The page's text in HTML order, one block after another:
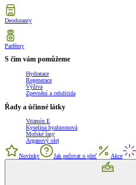
Deodoranty
Parfémy
S čím vám pomůžeme
Hydratace
Regenerace
Výživa
Zpevnění a celulitida
Řady a účinné látky
Vitamín E
Kyselina hyaluronová
Mořské řasy
Arganový olej
Novinky Jak pečovat o pleť Akce